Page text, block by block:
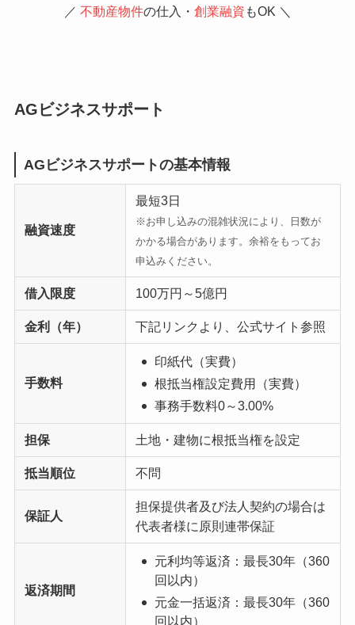
／ 不動産物件の仕入・ 創業融資 もOK ＼
AGビジネスサポート
AGビジネスサポートの基本情報
融資速度
最短3日
※お申し込みの混雑状況により、日数が
かかる場合があります。余裕をもってお
申込みください。
借入限度 100万円～5億円
金利（年） 下記リンクより、公式サイト参照
手数料
印紙代（実費）
根抵当権設定費用（実費）
事務手数料0～3.00%
担保 土地・建物に根抵当権を設定
抵当順位 不問
保証人
担保提供者及び法人契約の場合は
代表者様に原則連帯保証
返済期間
元利均等返済：最長30年（360
回以内）
元金一括返済：最長30年（360
回以内）